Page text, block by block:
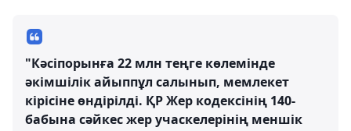
"Кәсіпорынға 22 млн теңге көлемінде
әкімшілік айыппұл салынып, мемлекет
кірісіне өндірілді. ҚР Жер кодексінің 140-
бабына сәйкес жер учаскелерінің меншік